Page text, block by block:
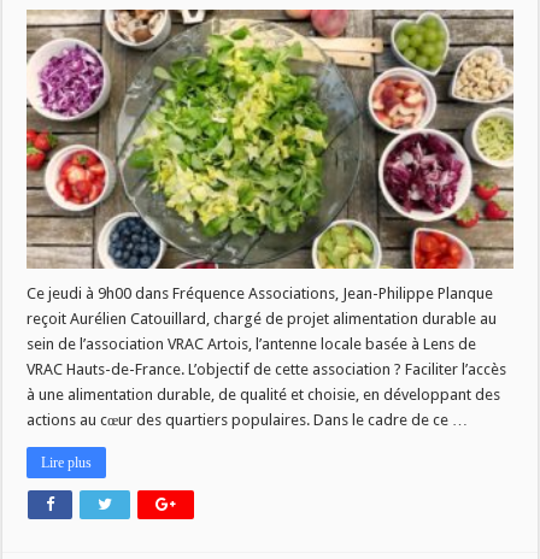
29
MAI
DANS
FREQUENCE
ASSOCIATIONS
:
LANCEMENT
D’UN
GROUPEMENT
D’ACHATS
VRAC
À
EVIN-
MALMAISON
Ce jeudi à 9h00 dans Fréquence Associations, Jean-Philippe Planque
reçoit Aurélien Catouillard, chargé de projet alimentation durable au
sein de l’association VRAC Artois, l’antenne locale basée à Lens de
VRAC Hauts-de-France. L’objectif de cette association ? Faciliter l’accès
à une alimentation durable, de qualité et choisie, en développant des
actions au cœur des quartiers populaires. Dans le cadre de ce …
Lire plus